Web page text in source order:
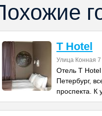
T Hotel
Улица Конная 7
Отель T
Петербург,
проспекта. К